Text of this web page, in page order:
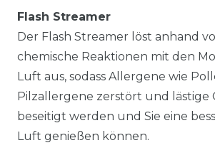
Flash Streamer
Der Flash Streamer löst anhand
chemische Reaktionen mit den
Luft aus, sodass Allergene wie
Pilzallergene zerstört und lästige
beseitigt werden und Sie eine
Luft genießen können.